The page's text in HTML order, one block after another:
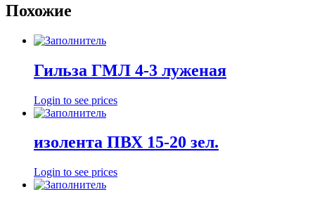
Похожие
Гильза ГМЛ 4-3 луженая
Login to see prices
изолента ПВХ 15-20 зел.
Login to see prices